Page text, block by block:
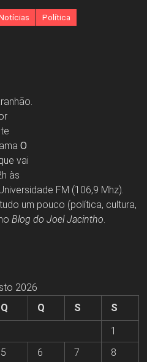
Política
O
vai
às
FM (106,9 Mhz).
um pouco (política, cultura,
Blog do Joel Jacintho.
2026
Q Q S
S
1
5 6 7 8